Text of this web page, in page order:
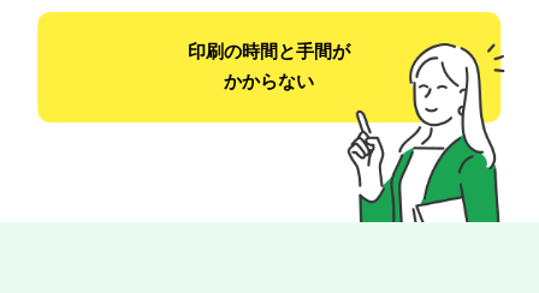
印刷の時間と手間が
かからない